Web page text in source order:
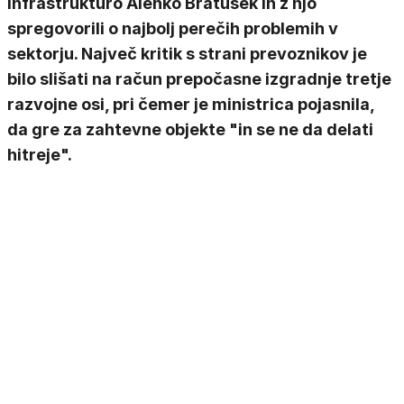
spregovorili o najbolj perečih problemih v
sektorju. Največ kritik s strani prevoznikov je
bilo slišati na račun prepočasne izgradnje tretje
razvojne osi, pri čemer je ministrica pojasnila,
da gre za zahtevne objekte "in se ne da delati
hitreje".